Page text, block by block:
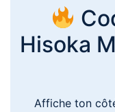
Hisoka
Affiche ton